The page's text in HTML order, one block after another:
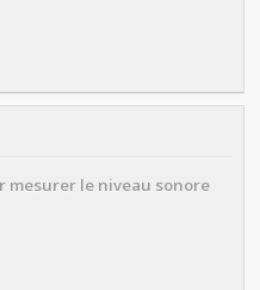
mesurer le niveau sonore